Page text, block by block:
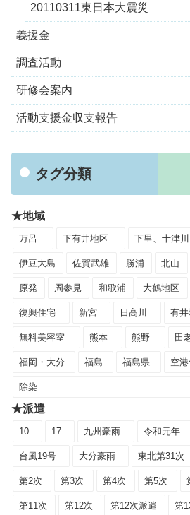
20110311東日本大震災
義援金
調査活動
研修会案内
活動支援金収支報告
タグ分類
★地域
万呂 下有井地区 下里、十津川
伊豆大島 佐賀武雄 勝浦 北山
原発 周参見 和歌浦 大鶴地区
復興住宅 新宮 日高川 有
無料美容室 熊本 熊野 田
福岡・大分 福島 福島県 空
除染
★派遣
10 17 九州豪雨 令和元年
台風19号 大分豪雨 東北第31次
第2次 第3次 第4次 第5次
第11次 第12次 第12次派遣 第